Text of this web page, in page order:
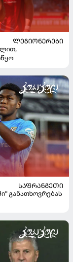
ᲚᲔᲒᲘᲝᲜᲔᲠᲔᲑᲘ
ᲡᲐᲤᲠᲐᲜᲒᲔᲗᲘ
განათხოვრებას